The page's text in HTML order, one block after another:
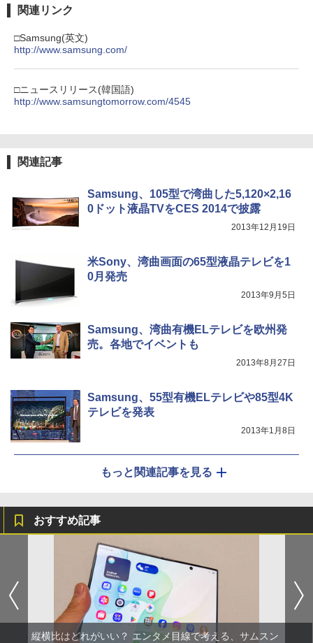
関連リンク
□Samsung(英文)
http://www.samsung.com/
□ニュースリリース(韓国語)
http://www.samsungtomorrow.com/4545
関連記事
Samsung、105型で湾曲した5,120×2,16
0ドット液晶TVをCES 2014で披露
2013年12月19日
米Sony、湾曲画面の65型液晶テレビを1
0月発売
2013年9月5日
Samsung、湾曲有機ELテレビを欧州発
売。各地でイベントも
2013年8月27日
Samsung、55型有機ELテレビや85型4K
テレビを発表
2013年1月8日
もっと関連記事を見る
おすすめ記事
縦横比はどれがいい？ エンタメ目線で考える、サムスン